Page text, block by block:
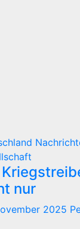
nur
2025